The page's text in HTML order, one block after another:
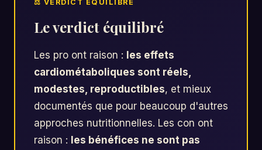
Le verdict équilibré
Les pro ont raison : les effets
cardiométaboliques sont réels,
modestes, reproductibles, et mieux
documentés que pour beaucoup d'autres
approches nutritionnelles. Les con ont
raison : les bénéfices ne sont pas